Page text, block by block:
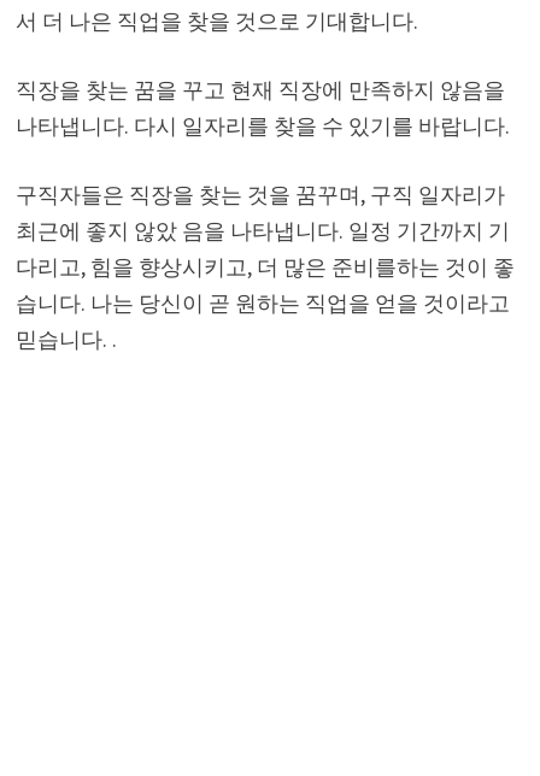
서 더 나은 직업을 찾을 것으로 기대합니다.
직장을 찾는 꿈을 꾸고 현재 직장에 만족하지 않음을
나타냅니다. 다시 일자리를 찾을 수 있기를 바랍니다.
구직자들은 직장을 찾는 것을 꿈꾸며, 구직 일자리가
최근에 좋지 않았 음을 나타냅니다. 일정 기간까지 기
다리고, 힘을 향상시키고, 더 많은 준비를하는 것이 좋
습니다. 나는 당신이 곧 원하는 직업을 얻을 것이라고
믿습니다. .